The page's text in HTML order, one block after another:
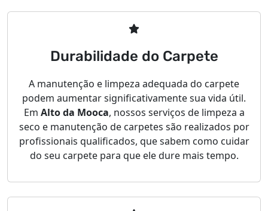
Durabilidade do Carpete
A manutenção e limpeza adequada do carpete
podem aumentar significativamente sua vida útil.
Em Alto da Mooca, nossos serviços de limpeza a
seco e manutenção de carpetes são realizados por
profissionais qualificados, que sabem como cuidar
do seu carpete para que ele dure mais tempo.